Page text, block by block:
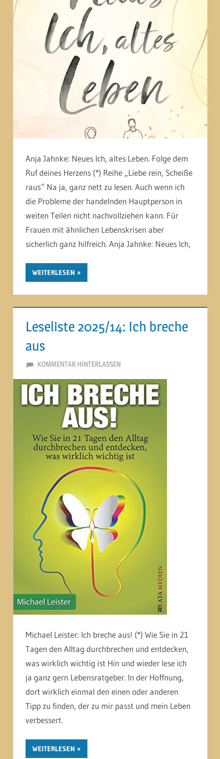
Anja Jahnke: Neues Ich, altes Leben. Folge dem
Ruf deines Herzens (*) Reihe „Liebe rein, Scheiße
raus“ Na ja, ganz nett zu lesen. Auch wenn ich
die Probleme der handelnden Hauptperson in
weiten Teilen nicht nachvollziehen kann. Für
Frauen mit ähnlichen Lebenskrisen aber
sicherlich ganz hilfreich. Anja Jahnke: Neues Ich,
WEITERLESEN
Leseliste 2025/14: Ich breche
aus
23. SEPTEMBER 2025
MARTINA BERG
KOMMENTAR HINTERLASSEN
Michael Leister: Ich breche aus! (*) Wie Sie in 21
Tagen den Alltag durchbrechen und entdecken,
was wirklich wichtig ist Hin und wieder lese ich
ja ganz gern Lebensratgeber. In der Hoffnung,
dort wirklich einmal den einen oder anderen
Tipp zu finden, der zu mir passt und mein Leben
verbessert.
WEITERLESEN